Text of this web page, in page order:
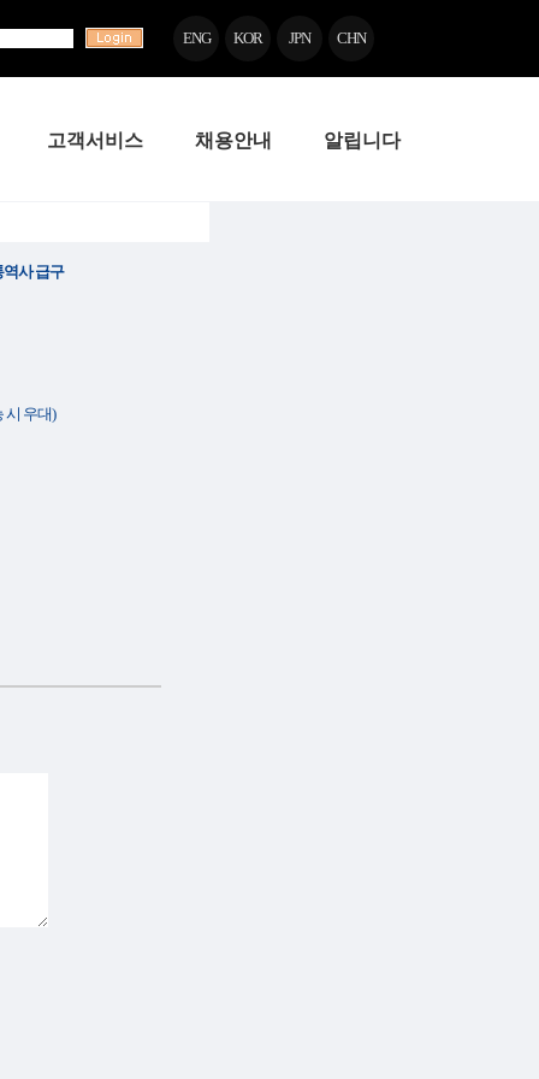
ENG KOR JPN CHN
고객서비스 채용안내 알립니다
역사 급구
시 우대)